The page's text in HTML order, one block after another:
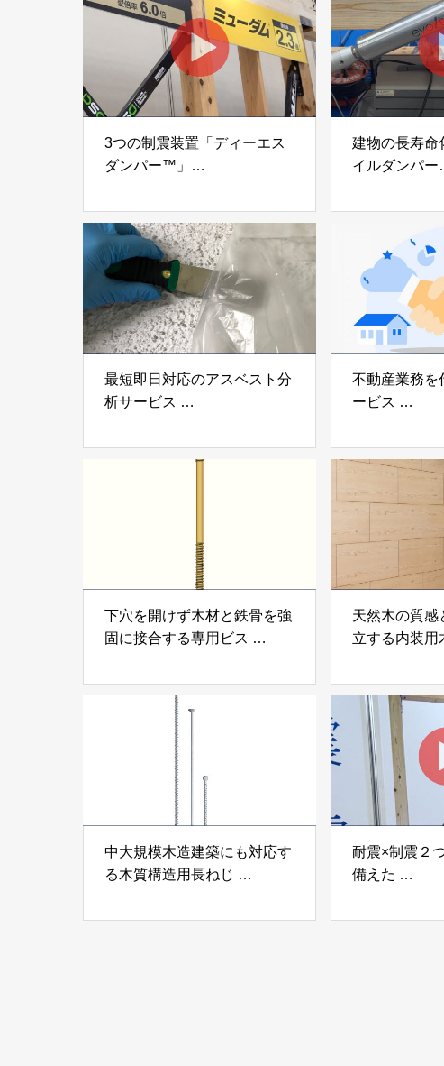
3つの制震装置「ディーエス
ダンパー™」
プ®」
アイディールブレーン株式会
社
建物の長寿命
イルダンパー
「evoltz」
最短即日対応のアスベスト分
析サービス
株式会社べスター
不動産業務を
ービス
らぶGROUP
下穴を開けず木材と鉄骨を強
固に接合する専用ビス
株式会社
天然木の質感
立する内装用
モクパネル）
ンパテック
中大規模木造建築にも対応す
る木質構造用長ねじ
ス」 株式会社カナイ
耐震×制震２
備えた
工業株式会社